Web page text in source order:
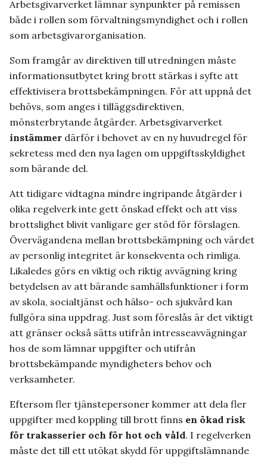
Arbetsgivarverket lämnar synpunkter på remissen
både i rollen som förvaltningsmyndighet och i rollen
som arbetsgivarorganisation.
Som framgår av direktiven till utredningen måste
informationsutbytet kring brott stärkas i syfte att
effektivisera brottsbekämpningen. För att uppnå det
behövs, som anges i tilläggsdirektiven,
mönsterbrytande åtgärder. Arbetsgivarverket
instämmer därför i behovet av en ny huvudregel för
sekretess med den nya lagen om uppgiftsskyldighet
som bärande del.
Att tidigare vidtagna mindre ingripande åtgärder i
olika regelverk inte gett önskad effekt och att viss
brottslighet blivit vanligare ger stöd för förslagen.
Övervägandena mellan brottsbekämpning och värdet
av personlig integritet är konsekventa och rimliga.
Likaledes görs en viktig och riktig avvägning kring
betydelsen av att bärande samhällsfunktioner i form
av skola, socialtjänst och hälso- och sjukvård kan
fullgöra sina uppdrag. Just som föreslås är det viktigt
att gränser också sätts utifrån intresseavvägningar
hos de som lämnar uppgifter och utifrån
brottsbekämpande myndigheters behov och
verksamheter.
Eftersom fler tjänstepersoner kommer att dela fler
uppgifter med koppling till brott finns en ökad risk
för trakasserier och för hot och våld. I regelverken
måste det till ett utökat skydd för uppgiftslämnande